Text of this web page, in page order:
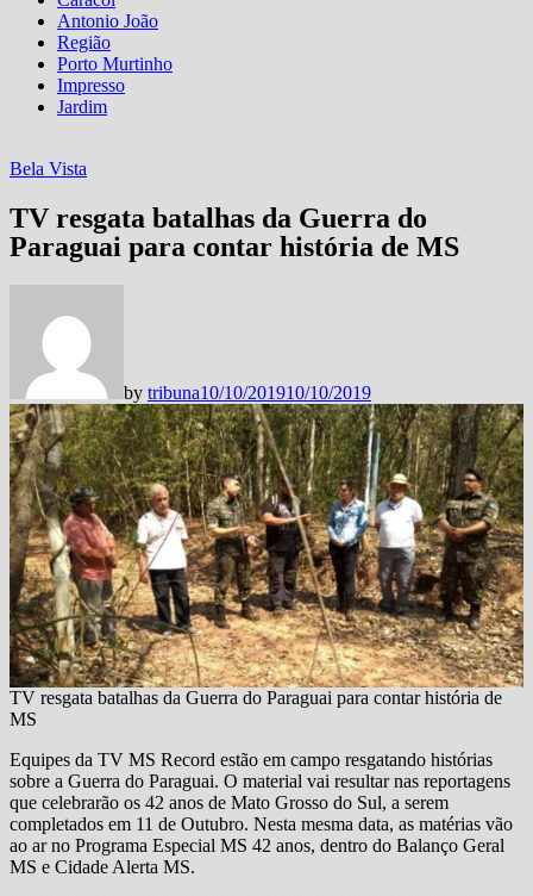
Antonio João
Região
Porto Murtinho
Impresso
Jardim
Bela Vista
TV resgata batalhas da Guerra do
Paraguai para contar história de MS
by tribuna10/10/201910/10/2019
TV resgata batalhas da Guerra do Paraguai para contar história de
MS
Equipes da TV MS Record estão em campo resgatando histórias
sobre a Guerra do Paraguai. O material vai resultar nas reportagens
que celebrarão os 42 anos de Mato Grosso do Sul, a serem
completados em 11 de Outubro. Nesta mesma data, as matérias vão
ao ar no Programa Especial MS 42 anos, dentro do Balanço Geral
MS e Cidade Alerta MS.